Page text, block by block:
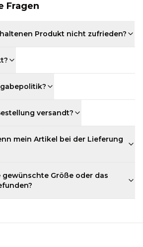
Fragen
Produkt nicht zufrieden?
versandt?
mein Artikel bei der Lieferung
gewünschte Größe oder das